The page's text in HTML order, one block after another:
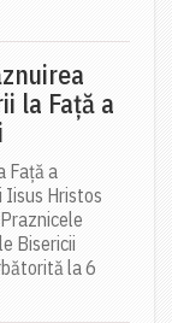
la Față a
Față a
Hristos
Bisericii
la 6